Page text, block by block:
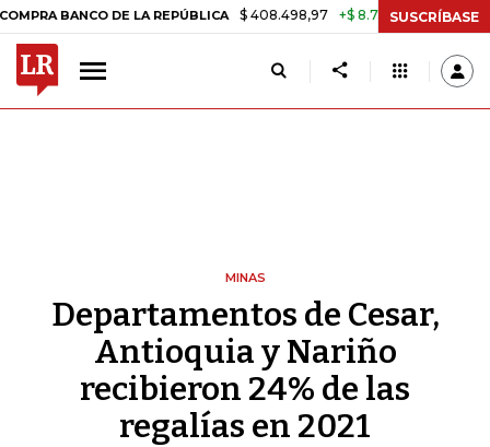
DE LA REPÚBLICA $ 408.498,97 +$ 8.753,81 +2,19% TASA
SUSCRÍBASE
MINAS
Departamentos de Cesar,
Antioquia y Nariño
recibieron 24% de las
regalías en 2021